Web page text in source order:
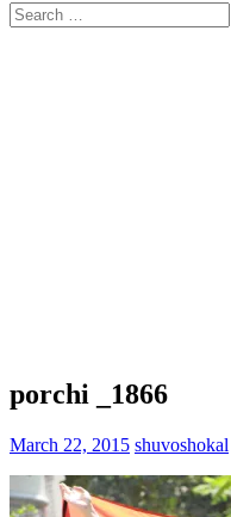
Search
for:
porchi _1866
March 22, 2015 shuvoshokal